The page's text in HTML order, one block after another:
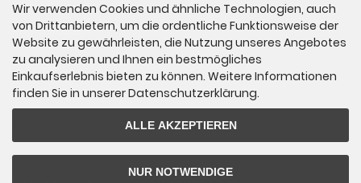
Informationen
Sitemap
Über uns
Vorteile von Kipping-Fossils
Wir verwenden Cookies und ähnliche Technologien, auch
von Drittanbietern, um die ordentliche Funktionsweise der
Website zu gewährleisten, die Nutzung unseres Angebotes
zu analysieren und Ihnen ein bestmögliches
Einkaufserlebnis bieten zu können. Weitere Informationen
finden Sie in unserer Datenschutzerklärung.
ALLE AKZEPTIEREN
NUR NOTWENDIGE